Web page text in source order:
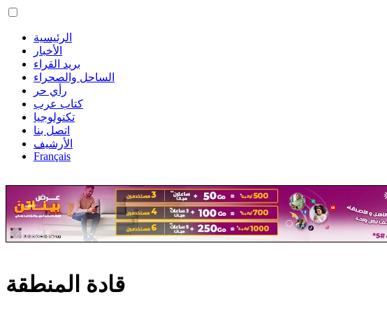
الرئيسية
الأخبار
بريد القراء
الساحل والصحراء
رأي حر
كتاب عرب
تكنولوجيا
اتصل بنا
الأرشيف
Français
قادة المنطقة